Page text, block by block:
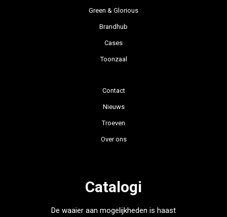
Green & Glorious
Brandhub
Cases
Toonzaal
Contact
Nieuws
Troeven
Over ons
Catalogi
De waaier aan mogelijkheden is haast